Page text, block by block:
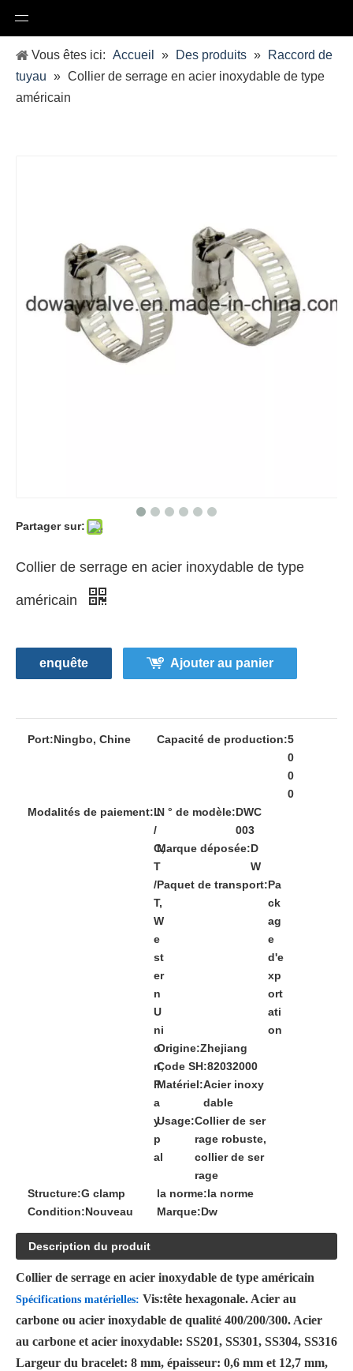
Vous êtes ici: Accueil » Des produits »
Raccord de
tuyau » Collier de serrage en acier inoxydable de type
américain
Partager sur:
Collier de serrage en acier inoxydable de type
américain
enquête Ajouter au panier
Port:Ningbo, Chine Capacité de production:5
0
0
0
Modalités de paiement:L
/
C,
T
/
T,
W
e
st
er
n
U
ni
o
n,
P
a
y
p
al
N ° de modèle:DWC
003
Marque déposée:D
W
Paquet de transport:Pa
ck
ag
e
d'e
xp
ort
ati
on
Origine:Zhejiang
Code SH:82032000
Matériel:Acier inoxy
dable
Usage:Collier de ser
rage robuste,
collier de ser
rage
Structure:G clamp la norme:la norme
Condition:Nouveau Marque:Dw
Description du produit
Collier de serrage en acier inoxydable de type américain
Spécifications matérielles: Vis:tête hexagonale. Acier au
carbone ou acier inoxydable de qualité 400/200/300. Acier
au carbone et acier inoxydable: SS201, SS301, SS304, SS316
Largeur du bracelet: 8 mm, épaisseur: 0,6 mm et 12,7 mm,